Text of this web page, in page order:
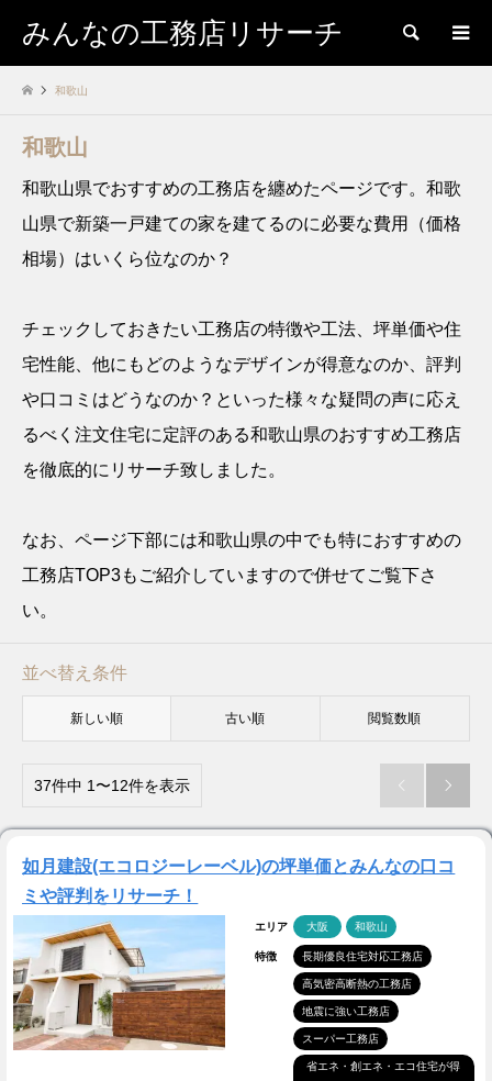
みんなの工務店リサーチ 検索
和歌山
和歌山
和歌山県でおすすめの工務店を纏めたページです。和歌
山県で新築一戸建ての家を建てるのに必要な費用（価格
相場）はいくら位なのか？
チェックしておきたい工務店の特徴や工法、坪単価や住
宅性能、他にもどのようなデザインが得意なのか、評判
や口コミはどうなのか？といった様々な疑問の声に応え
るべく注文住宅に定評のある和歌山県のおすすめ工務店
を徹底的にリサーチ致しました。
なお、ページ下部には和歌山県の中でも特におすすめの
工務店TOP3もご紹介していますので併せてご覧下さ
い。
並べ替え条件
新しい順 古い順 閲覧数順
37件中 1〜12件を表示  
如月建設(エコロジーレーベル)の坪単価とみんなの口コ
ミや評判をリサーチ！
エリア 大阪 和歌山
特徴 長期優良住宅対応工務店
高気密高断熱の工務店
地震に強い工務店
スーパー工務店
省エネ・創エネ・エコ住宅が得